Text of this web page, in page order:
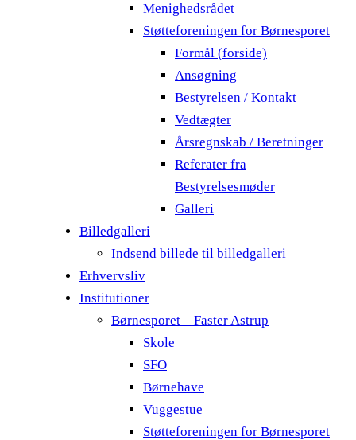
Menighedsrådet
Støtteforeningen for Børnesporet
Formål (forside)
Ansøgning
Bestyrelsen / Kontakt
Vedtægter
Årsregnskab / Beretninger
Referater fra
Bestyrelsesmøder
Galleri
Billedgalleri
Indsend billede til billedgalleri
Erhvervsliv
Institutioner
Børnesporet – Faster Astrup
Skole
SFO
Børnehave
Vuggestue
Støtteforeningen for Børnesporet